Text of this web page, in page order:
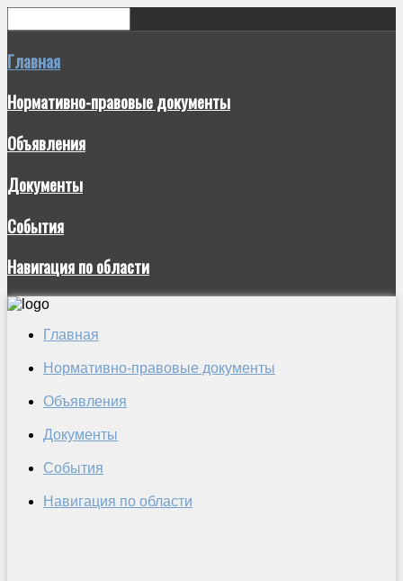
Главная
Нормативно-правовые документы
Объявления
Документы
События
Навигация по области
Главная
Нормативно-правовые документы
Объявления
Документы
События
Навигация по области